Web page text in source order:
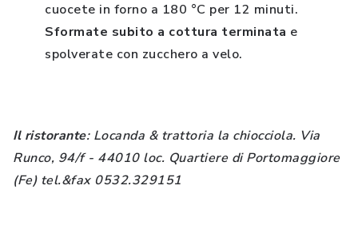
cuocete in forno a 180 °C per 12 minuti.
Sformate subito a cottura terminata e
spolverate con zucchero a velo.
Il ristorante: Locanda & trattoria la chiocciola. Via
Runco, 94/f - 44010 loc. Quartiere diPortomaggiore
(Fe) tel.&fax 0532.329151